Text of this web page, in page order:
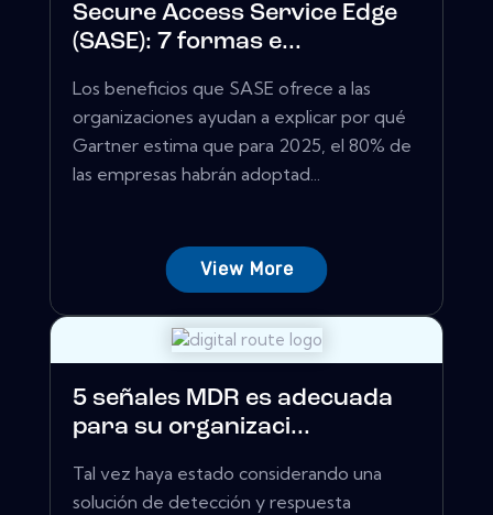
Secure Access Service Edge
(SASE): 7 formas e...
Los beneficios que SASE ofrece a las
organizaciones ayudan a explicar por qué
Gartner estima que para 2025, el 80% de
las empresas habrán adoptad...
View More
5 señales MDR es adecuada
para su organizaci...
Tal vez haya estado considerando una
solución de detección y respuesta